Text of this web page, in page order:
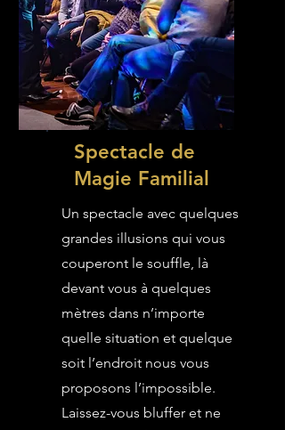
Spectacle de
Magie Familial
Un spectacle avec quelques
grandes illusions qui vous
couperont le souffle, là
devant vous à quelques
mètres dans n’importe
quelle situation et quelque
soit l’endroit nous vous
proposons l’impossible.
Laissez-vous bluffer et ne